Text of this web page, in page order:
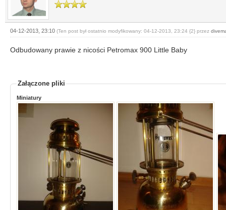
04-12-2013, 23:10 (Ten post był ostatnio modyfikowany: 04-12-2013, 23:24 {2} przez
Odbudowany prawie z nicości Petromax 900 Little Baby
Załączone pliki
Miniatury